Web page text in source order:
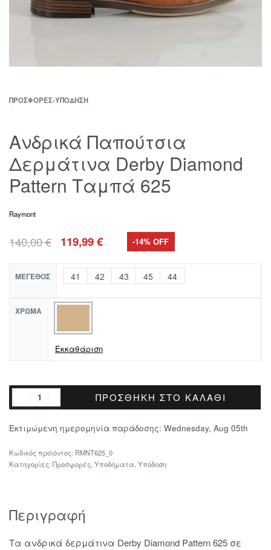
ΠΡΟΣΦΟΡΈΣ›ΥΠΌΔΗΣΗ
Ανδρικά Παπούτσια
Δερμάτινα Derby Diamond
Pattern Ταμπά 625
Raymont
140,00€ 119,99€ -14% OFF
ΜΈΓΕΘΟΣ 41 42 43 45 44
ΧΡΏΜΑ
Εκκαθάριση
ΠΡΟΣΘΉΚΗ ΣΤΟ ΚΑΛΆΘΙ
Εκτιμώμενη ημερομηνία παράδοσης: Wednesday, Aug 05th
RMNT625_0
Κατηγορίες: Προσφορές Υποδήματα Υπόδηση
Περιγραφή
Τα ανδρικά δερμάτινα Derby Diamond Pattern 625 σε